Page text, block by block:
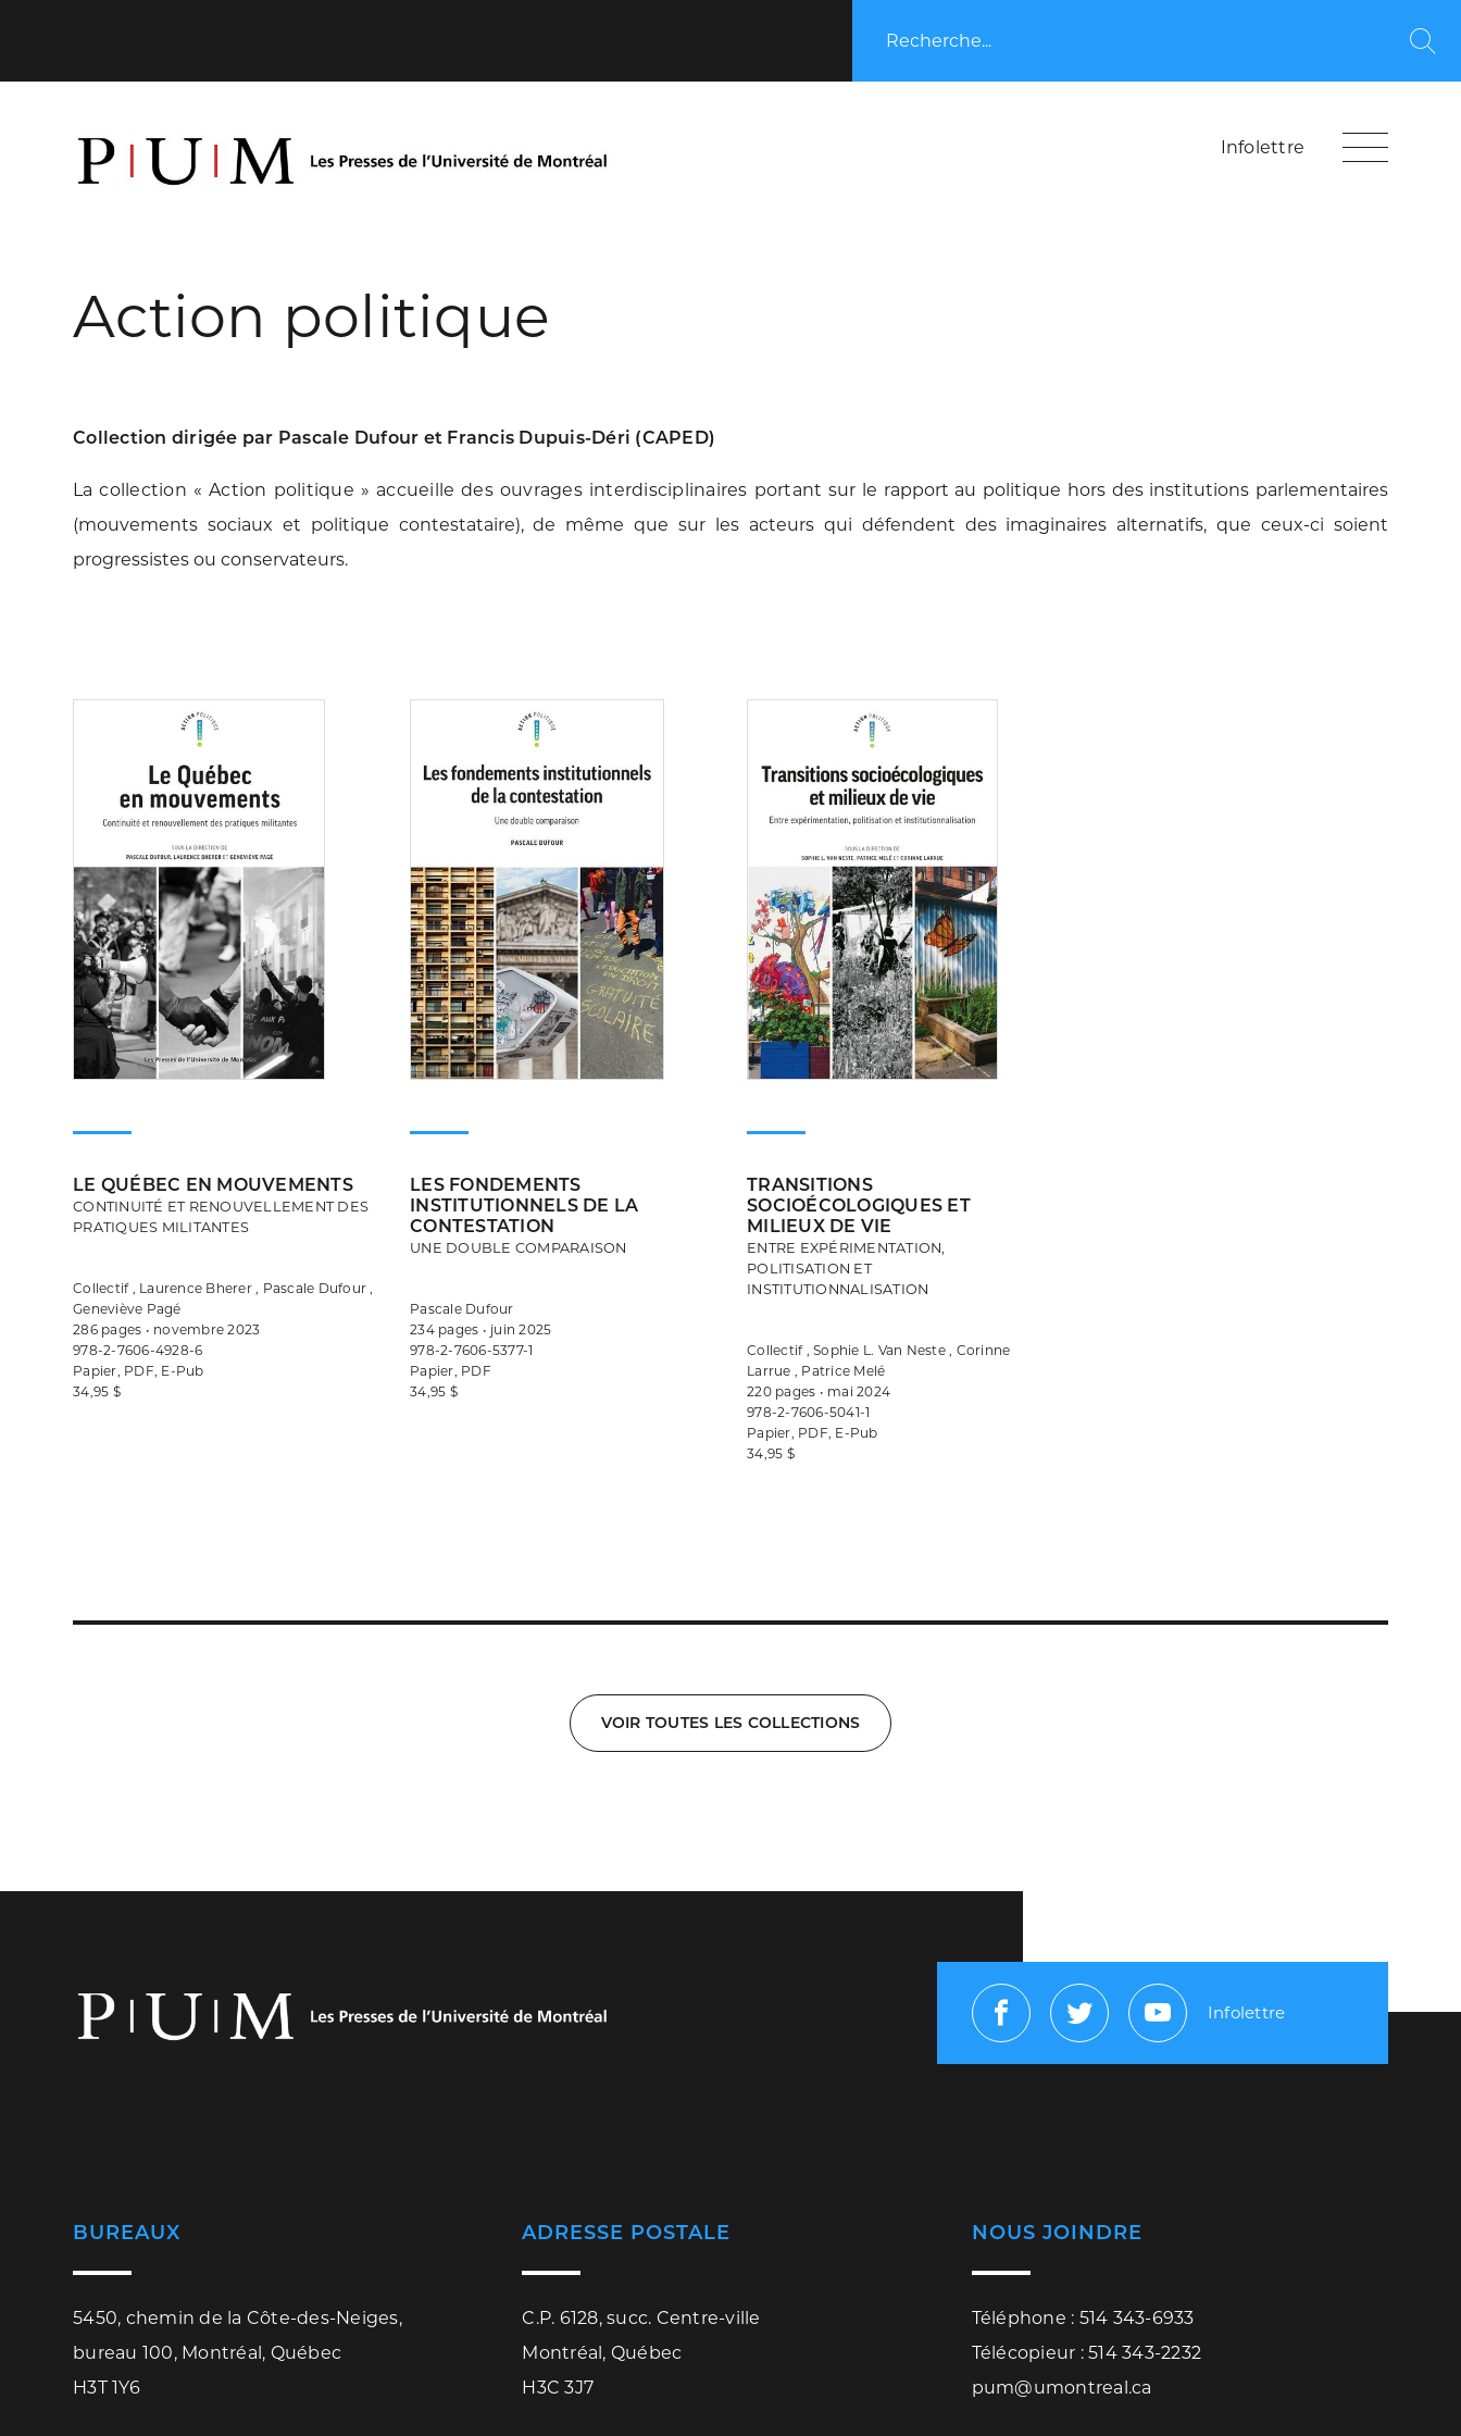
Recherche...
Infolettre
Action politique
Collection dirigée par Pascale Dufour et Francis Dupuis-Déri (CAPED)
La collection « Action politique » accueille des ouvrages interdisciplinaires portantsur le rapport au politique hors des institutions parlementaires
(mouvements sociaux et politique contestataire), de même que sur les acteurs qui défendent des imaginaires alternatifs, que ceux-ci soient
progressistes ou conservateurs.
LE QUÉBEC EN MOUVEMENTS
CONTINUITÉ ET RENOUVELLEMENT DES
PRATIQUES MILITANTES
Collectif , Laurence Bherer , Pascale Dufour ,
Geneviève Pagé
286 pages • novembre 2023
978-2-7606-4928-6
Papier, PDF, E-Pub
34,95 $
LES FONDEMENTS
INSTITUTIONNELS DE LA
CONTESTATION
UNE DOUBLE COMPARAISON
Pascale Dufour
234 pages • juin 2025
978-2-7606-5377-1
Papier, PDF
34,95 $
TRANSITIONS
SOCIOÉCOLOGIQUES ET
MILIEUX DE VIE
ENTRE EXPÉRIMENTATION,
POLITISATION ET
INSTITUTIONNALISATION
Collectif , Sophie L. Van Neste , Corinne
Larrue , Patrice Melé
220 pages • mai 2024
978-2-7606-5041-1
Papier, PDF, E-Pub
34,95 $
VOIR TOUTES LES COLLECTIONS
FacebookTwitterYoutube
Infolettre
BUREAUX
5450, chemin de la Côte-des-Neiges,
bureau 100, Montréal, Québec
H3T 1Y6
ADRESSE POSTALE
C.P. 6128, succ. Centre-ville
Montréal, Québec
H3C 3J7
NOUS JOINDRE
Téléphone : 514 343-6933
Télécopieur : 514 343-2232
pum@umontreal.ca